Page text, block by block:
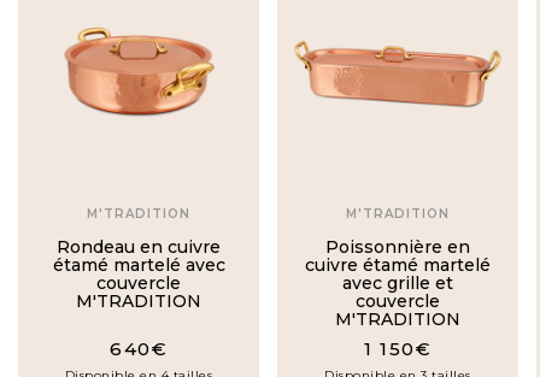
M'TRADITION
Rondeau en cuivre
étamé martelé avec
couvercle
M'TRADITION
640€
M'TRADITION
Poissonnière en
cuivre étamé martelé
avec grille et
couvercle
M'TRADITION
1 150€